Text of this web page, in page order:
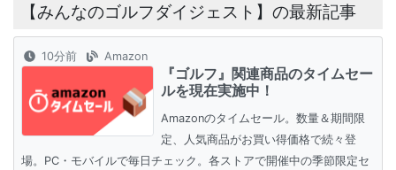
【みんなのゴルフダイジェスト】の最新記事
10分前 Amazon
『ゴルフ』関連商品のタイムセー
ルを現在実施中！
Amazonのタイムセール。数量＆期間限
定、人気商品がお買い得価格で続々登
場。PC・モバイルで毎日チェック。各ストアで開催中の季節限定セ